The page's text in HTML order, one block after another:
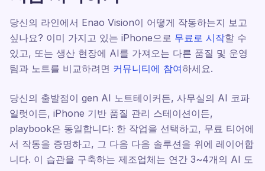
당신의 라인에서 Enao Vision이 어떻게 작동하는지 보고
싶나요? 이미 가지고 있는 iPhone으로 무료로 시작할 수
있고, 또는 생산 현장에 AI를 가져오는 다른 품질 및 운영
팀과 노트를 비교하려면 커뮤니티에 참여하세요.
당신의 출발점이 gen AI 노트테이커든, 사무실의 AI 코파
일럿이든, iPhone 기반 품질 관리 스테이션이든,
playbook은 동일합니다: 한 작업을 선택하고, 무료 티어에
서 작동을 증명하고, 그 다음 다음 솔루션을 위에 레이어합
니다. 이 습관을 구축하는 제조업체는 연간 3~4개의 AI 도